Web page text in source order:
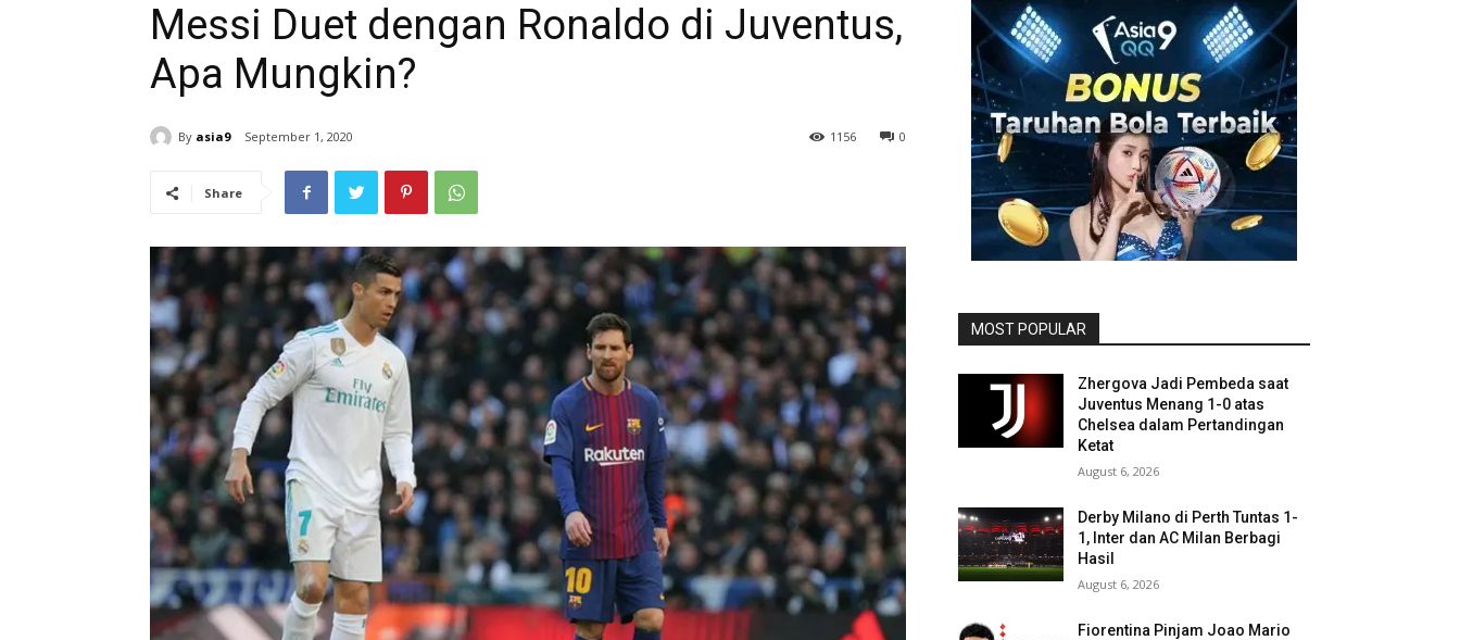
Messi Duet dengan Ronaldo di Juventus,
Apa Mungkin?
By asia9 September 1, 2020 0
1156
Share
MOST POPULAR
Zhergova Jadi Pembeda saat
Juventus Menang 1-0 atas
Chelsea dalam Pertandingan
Ketat
August 6, 2026
Derby Milano di Perth Tuntas 1-
1, Inter dan AC Milan Berbagi
Hasil
August 6, 2026
Fiorentina Pinjam Joao Mario